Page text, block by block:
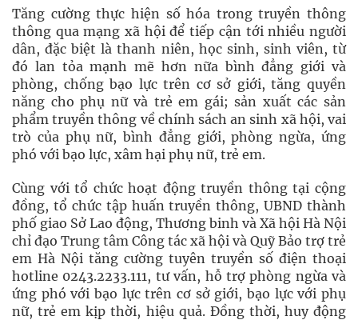
Tăng cường thực hiện số hóa trong truyền thông
thông qua mạng xã hội để tiếp cận tới nhiều người
dân, đặc biệt là thanh niên, học sinh, sinh viên, từ
đó lan tỏa mạnh mẽ hơn nữa bình đẳng giới và
phòng, chống bạo lực trên cơ sở giới, tăng quyền
năng cho phụ nữ và trẻ em gái; sản xuất các sản
phẩm truyền thông về chính sách an sinh xã hội, vai
trò của phụ nữ, bình đẳng giới, phòng ngừa, ứng
phó với bạo lực, xâm hại phụ nữ, trẻ em.
Cùng với tổ chức hoạt động truyền thông tại cộng
đồng, tổ chức tập huấn truyền thông, UBND thành
phố giao Sở Lao động, Thương binh và Xã hội Hà Nội
chỉ đạo Trung tâm Công tác xã hội và Quỹ Bảo trợ trẻ
em Hà Nội tăng cường tuyên truyền số điện thoại
hotline 0243.2233.111, tư vấn, hỗ trợ phòng ngừa và
ứng phó với bạo lực trên cơ sở giới, bạo lực với phụ
nữ, trẻ em kịp thời, hiệu quả. Đồng thời, huy động